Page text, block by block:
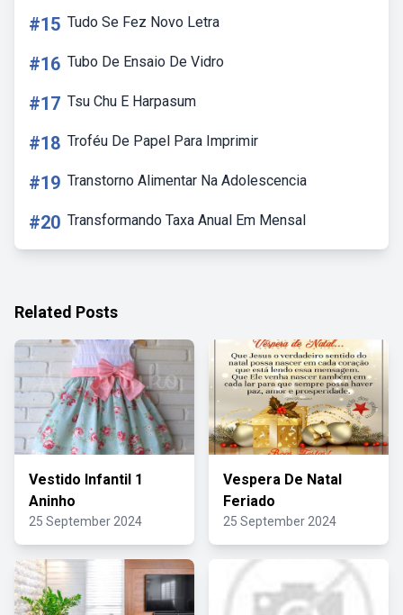
#15 Tudo Se Fez Novo Letra
#16 Tubo De Ensaio De Vidro
#17 Tsu Chu E Harpasum
#18 Troféu De Papel Para Imprimir
#19 Transtorno Alimentar Na Adolescencia
#20 Transformando Taxa Anual Em Mensal
Related Posts
Vestido Infantil 1
Aninho
25 September 2024
Vespera De Natal
Feriado
25 September 2024